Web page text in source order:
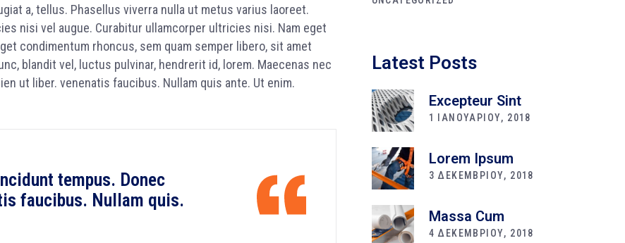
a, tellus. Phasellus viverra nulla ut metus varius laoreet.
nisi vel augue. Curabitur ullamcorper ultricies nisi. Nam eget
condimentum rhoncus, sem quam semper libero, sit amet
blandit vel, luctus pulvinar, hendrerit id, lorem. Maecenas nec
ut liber. venenatis faucibus. Nullam quis ante. Ut enim.
tempus. Donec
faucibus. Nullam quis.
Latest Posts
Excepteur Sint
1 ΙΑΝΟΥΑΡΙΟΥ, 2018
Lorem Ipsum
3 ΔΕΚΕΜΒΡΙΟΥ, 2018
Massa Cum
4 ΔΕΚΕΜΒΡΙΟΥ, 2018